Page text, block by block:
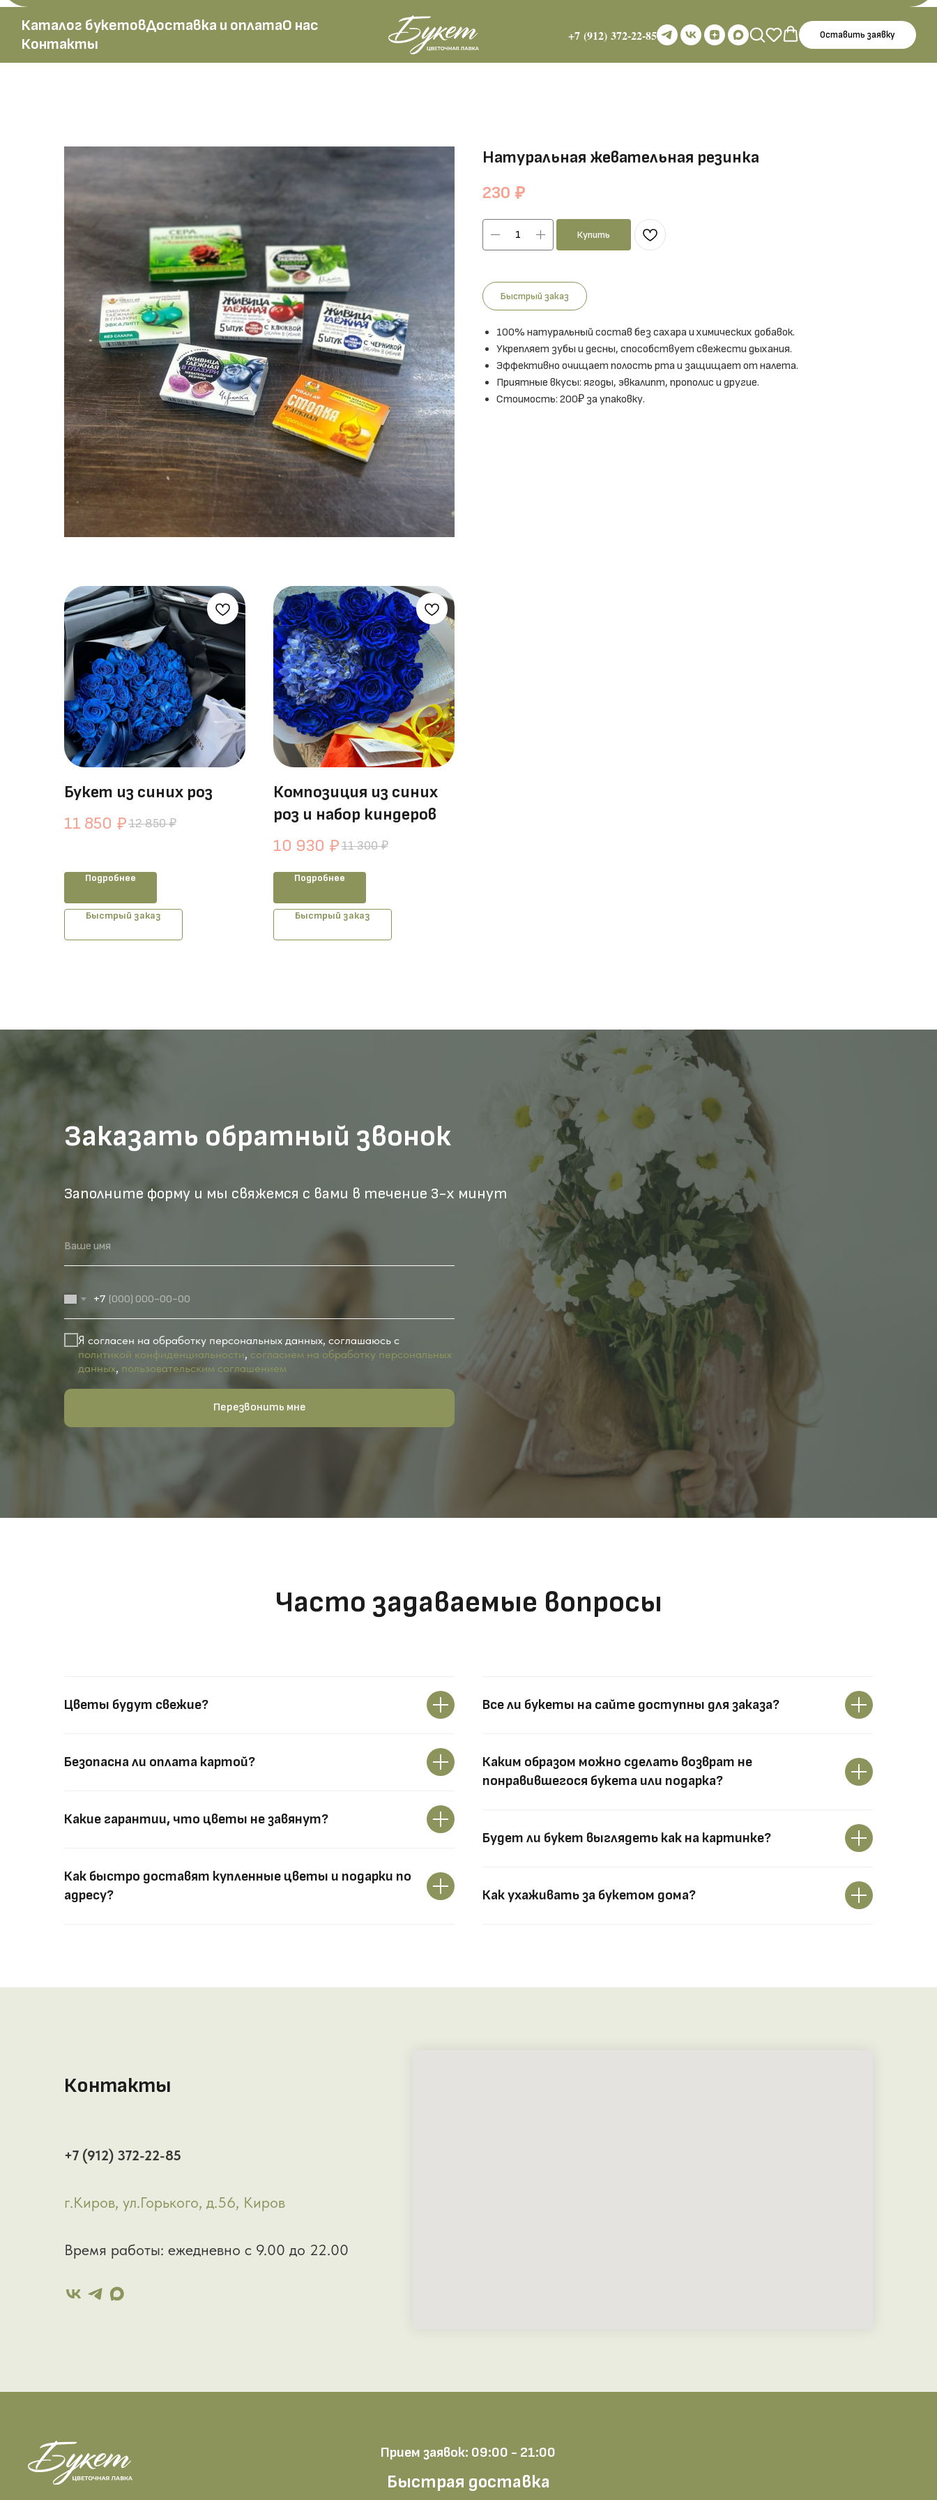
Каталог букетовДоставка и оплатаО нас
Контакты
+7 (912) 372-22-85 Оставить заявку
Натуральная жевательная резинка
230 ₽
Купить
Быстрый заказ
100% натуральный состав без сахара и химических добавок.
Укрепляет зубы и десны, способствует свежести дыхания.
Эффективно очищает полость рта и защищает от налета.
Приятные вкусы: ягоды, эвкалипт, прополис и другие.
Стоимость: 200₽ за упаковку.
Букет из синих роз
11 850 ₽12 850 ₽
Подробнее
Быстрый заказ
Композиция из синих
роз и набор киндеров
10 930 ₽11 300 ₽
Подробнее
Быстрый заказ
Заказать обратный звонок
Заполните форму и мы свяжемся с вами в течение 3-х минут
Ваше имя
+7
Я согласен на обработку персональных данных, соглашаюсь с
политикой конфиденциальности, согласием на обработку персональных
данных, пользовательским соглашением
Перезвонить мне
Часто задаваемые вопросы
Цветы будут свежие?
Безопасна ли оплата картой?
Какие гарантии, что цветы не завянут?
Как быстро доставят купленные цветы и подарки по
адресу?
Все ли букеты на сайте доступны для заказа?
Каким образом можно сделать возврат не
понравившегося букета или подарка?
Будет ли букет выглядеть как на картинке?
Как ухаживать за букетом дома?
Контакты
+7 (912) 372-22-85
г.Киров, ул.Горького, д.56, Киров
Время работы: ежедневно с 9.00 до 22.00
Прием заявок: 09:00 - 21:00
Быстрая доставка